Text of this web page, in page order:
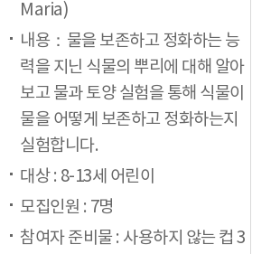
Maria)
내용：물을 보존하고 정화하는 능
력을 지닌 식물의 뿌리에 대해 알아
보고 물과 토양 실험을 통해 식물이
물을 어떻게 보존하고 정화하는지
실험합니다.
대상 : 8-13세 어린이
모집인원 : 7명
참여자 준비물 : 사용하지 않는 컵 3